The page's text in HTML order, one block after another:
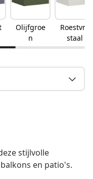
Olijfgroe
n
Roestvrij
staal
stijlvolle
en patio's.